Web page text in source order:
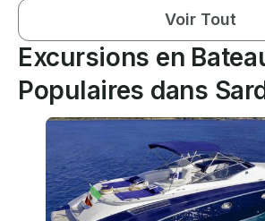
Voir Tout
Excursions en
Populaires dans